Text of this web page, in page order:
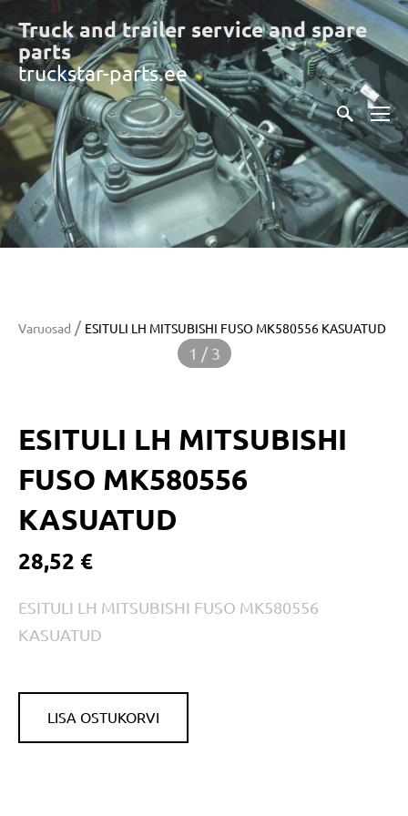
Truck and trailer service and spare
parts
truckstar-parts.ee
Varuosad / ESITULI LH MITSUBISHI FUSO MK580556 KASUATUD
1 / 3
ESITULI LH MITSUBISHI
FUSO MK580556
KASUATUD
28,52 €
ESITULI LH MITSUBISHI FUSO MK580556
KASUATUD
LISA OSTUKORVI